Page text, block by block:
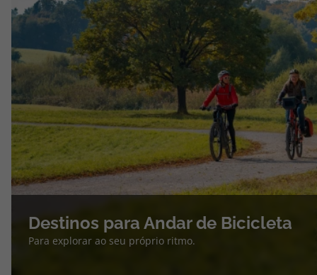
Destinos para Andar de Bicicleta
Para explorar ao seu próprio ritmo.